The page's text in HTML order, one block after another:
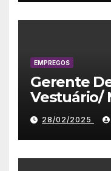
EMPREGOS
Gerente
Vestuário/
28/02/2025